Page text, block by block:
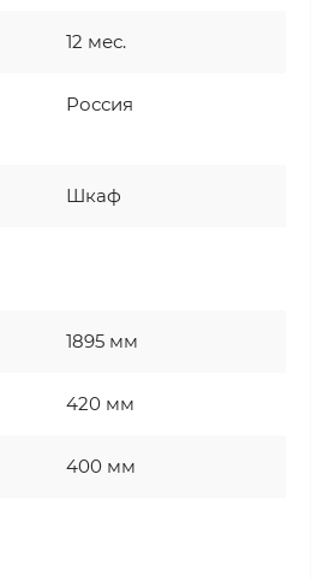
12 мес.
Россия
Шкаф
1895 мм
420 мм
400 мм